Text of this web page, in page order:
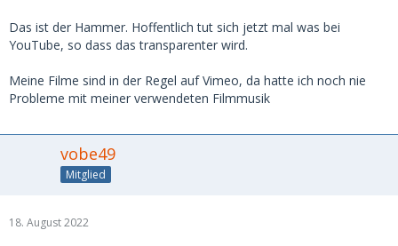
Das ist der Hammer. Hoffentlich tut sich jetzt mal was bei
YouTube, so dass das transparenter wird.
Meine Filme sind in der Regel auf Vimeo, da hatte ich noch nie
Probleme mit meiner verwendeten Filmmusik
vobe49
Mitglied
18. August 2022